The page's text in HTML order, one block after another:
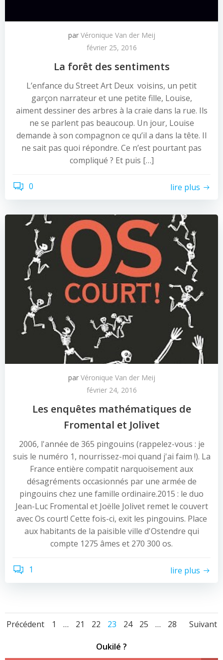
par Véronique Van der Meij
février 25, 2016
La forêt des sentiments
L’enfance du Street Art Deux voisins, un petit
garçon narrateur et une petite fille, Louise,
aiment dessiner des arbres à la craie dans la rue. Ils
ne se parlent pas beaucoup. Un jour, Louise
demande à son compagnon ce qu’il a dans la tête. Il
ne sait pas quoi répondre. Ce n’est pourtant pas
compliqué ? Et puis […]
0 lire plus
par Véronique Van der Meij
février 24, 2016
Les enquêtes mathématiques de
Fromental et Jolivet
2006, l'année de 365 pingouins (rappelez-vous : je
suis le numéro 1, nourrissez-moi quand j'ai faim !). La
France entière compatit narquoisement aux
désagréments occasionnés par une armée de
pingouins chez une famille ordinaire.2015 : le duo
Jean-Luc Fromental et Joëlle Jolivet remet le couvert
avec Os court! Cette fois-ci, exit les pingouins. Place
aux habitants de la paisible ville d'Ostendre qui
compte 1275 âmes et 270 300 os.
1 lire plus
Navigation
des
Précédent
Navigation
des
Page
1 … Page
21 Page
22 Page
23 Page
24 Page
25 … Page
28
des
Suivant
Oukilé ?